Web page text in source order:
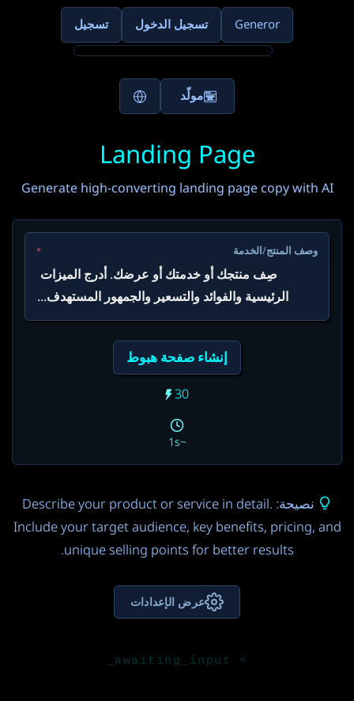
Generor تسجيل الدخول تسجيل
مولّد
Landing Page
Generate high-converting landing page copy with AI
وصف المنتج/الخدمة *
إنشاء صفحة هبوط
30
~1s
نصيحة: Describe your product or service in detail.
Include your target audience, key benefits, pricing, and
unique selling points for better results.
عرض الإعدادات
نموذج الذكاء الاصطناعي